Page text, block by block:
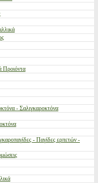
Προιόντα
- Σαλιγκαροκτόνα
- Παγίδες ερπετών -